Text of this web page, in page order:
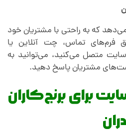
که به راحتی با مشتریان خود
فرم‌های تماس، چت آنلاین یا
متصل می‌کنید، می‌توانید به
مشتریان پاسخ دهید.
برای برنج‌کاران